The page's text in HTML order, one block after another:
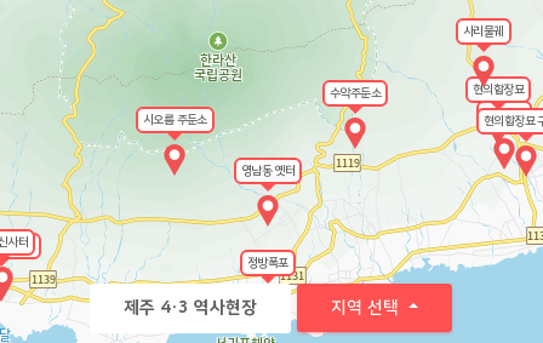
제주 4·3 역사현장 지역 선택
시오름 주둔소
정방폭포
송령이골
현의합장묘
수악주둔소
현의합장묘
옛터
사터
영남동 옛터
사리물궤